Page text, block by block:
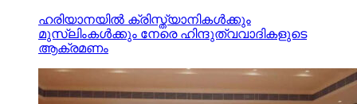
ഹരിയാനയില്‍ ക്രിസ്ത്യാനികള്‍ക്കും
മുസ്‌ലിംകള്‍ക്കും നേരെ ഹിന്ദുത്വവാദികളുടെ
ആക്രമണം